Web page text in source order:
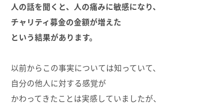
人の話を聞くと、人の痛みに敏感になり、
チャリティ募金の金額が増えた
という結果があります。
以前からこの事実については知っていて、
自分の他人に対する感覚が
かわってきたことは実感していましたが、